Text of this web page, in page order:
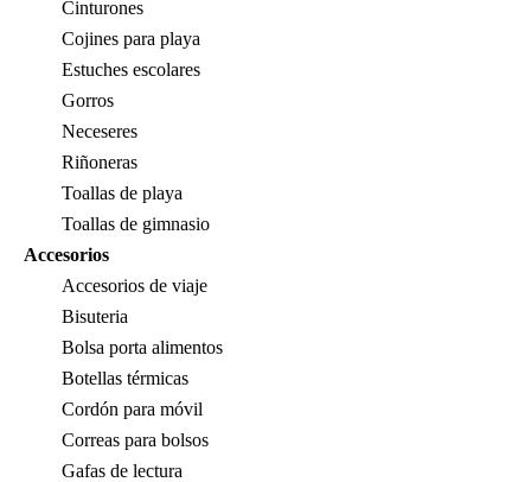
Cinturones
Cojines para playa
Estuches escolares
Gorros
Neceseres
Riñoneras
Toallas de playa
Toallas de gimnasio
Accesorios
Accesorios de viaje
Bisuteria
Bolsa porta alimentos
Botellas térmicas
Cordón para móvil
Correas para bolsos
Gafas de lectura